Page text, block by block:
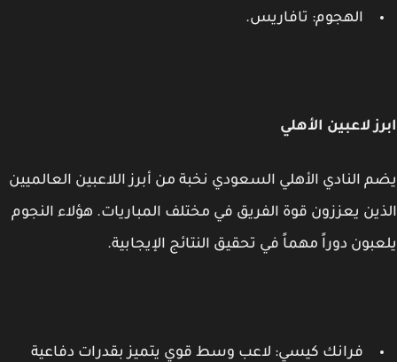
الهجوم: تافاريس.
لاعبين الأهلي
النادي الأهلي السعودي نخبة من أبرز اللاعبين العالميين
يعززون قوة الفريق في مختلف المباريات. هؤلاء النجوم
دوراً مهماً في تحقيق النتائج الإيجابية.
فرانك كيسي: لاعب وسط قوي يتميز بقدرات دفاعية